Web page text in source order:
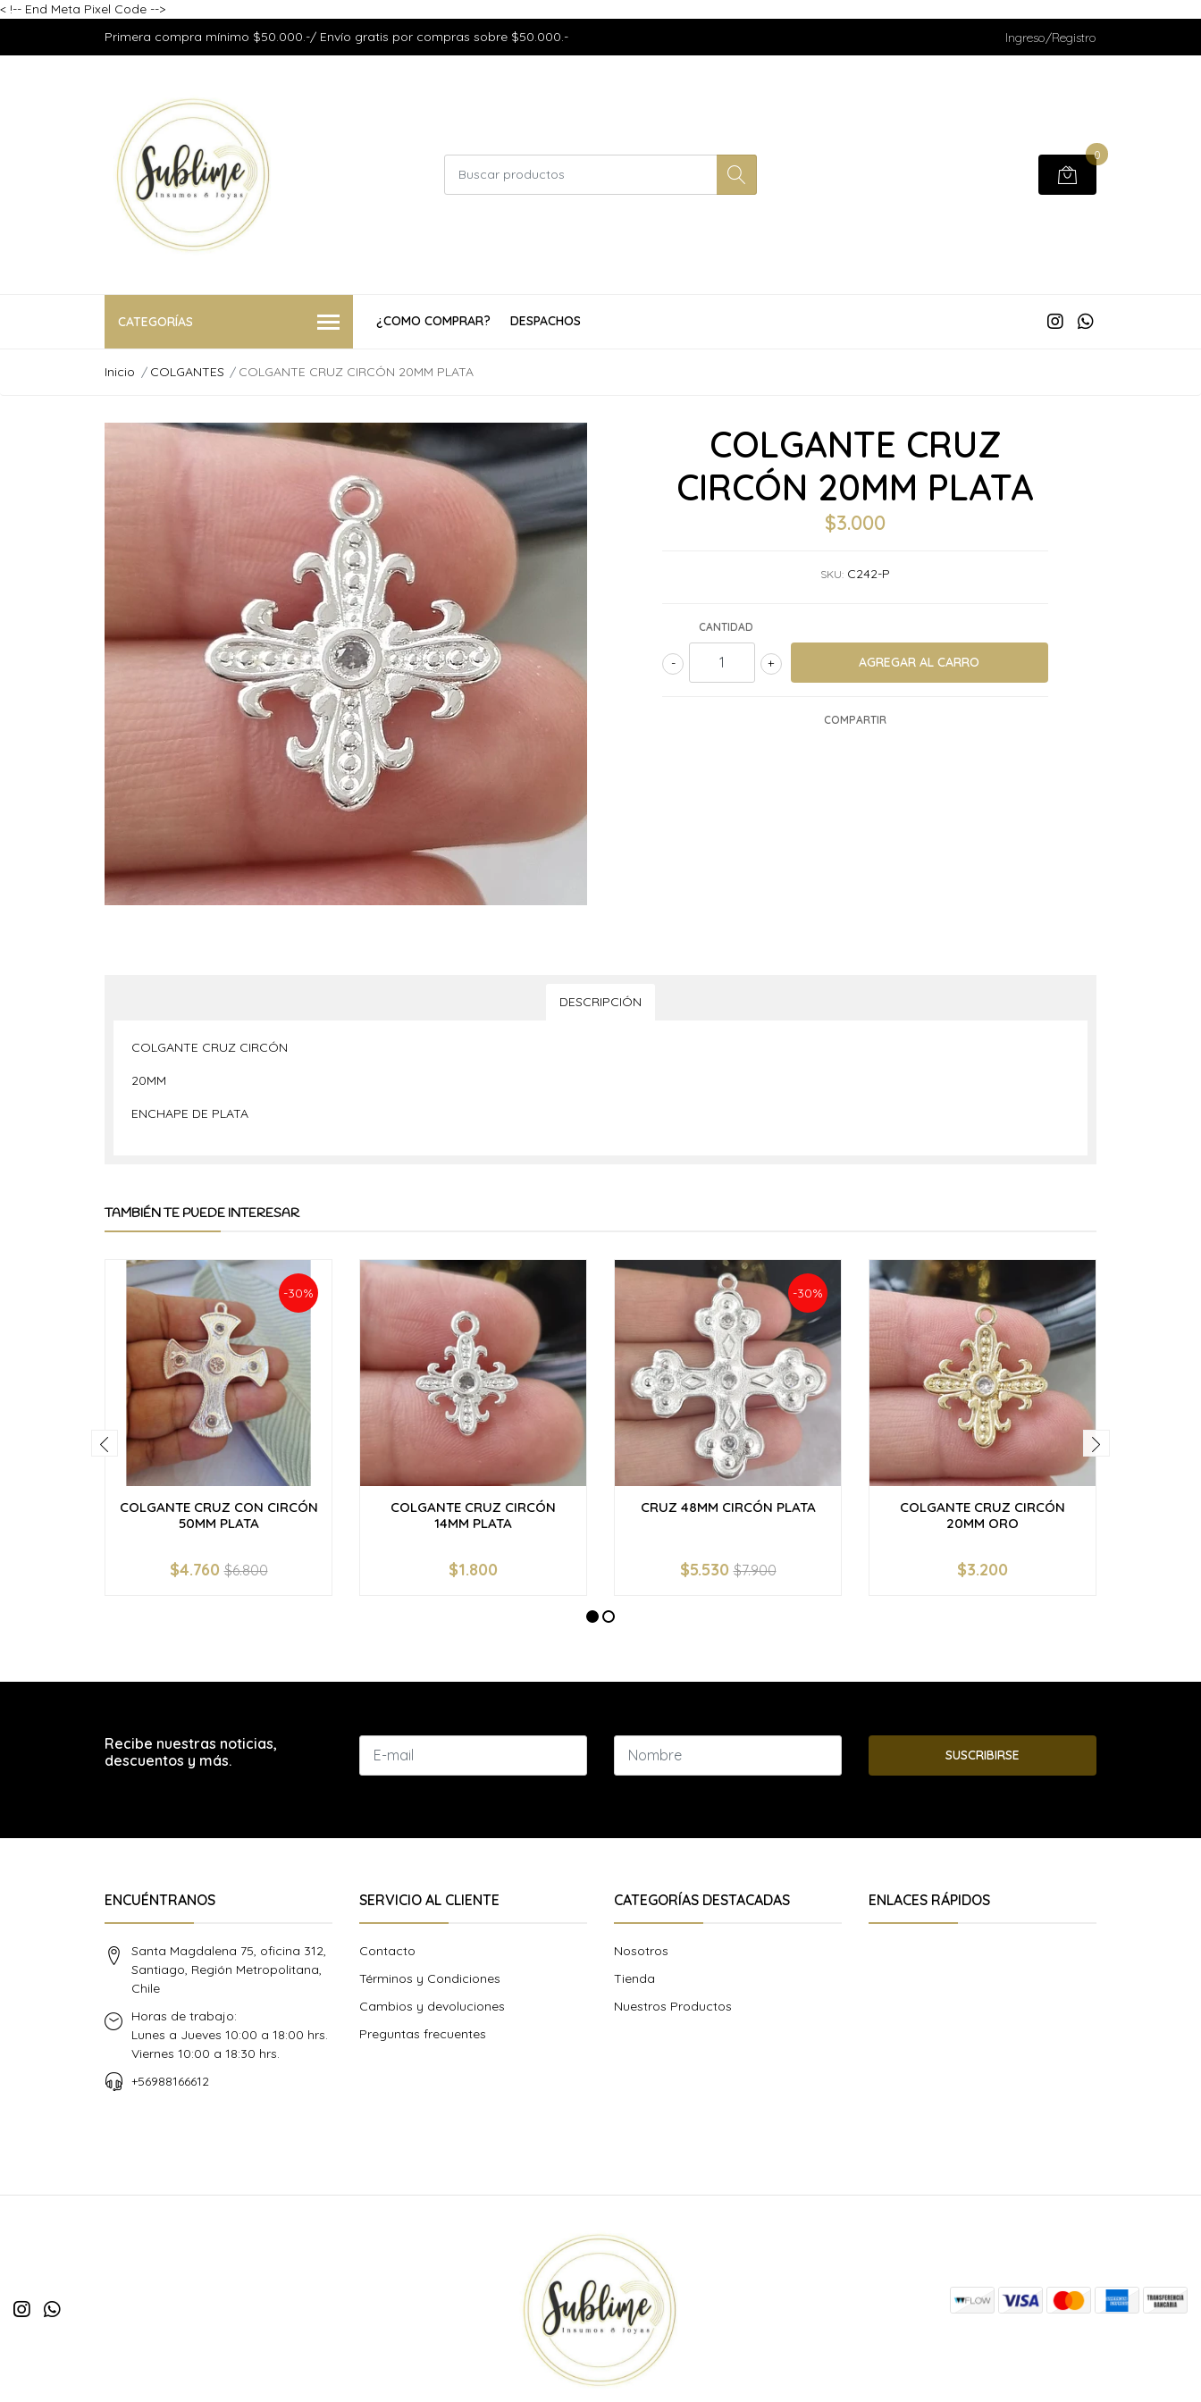
< !-- End Meta Pixel Code -->
Primera compra mínimo $50.000.-/ Envío gratis por compras sobre $50.000.-
Ingreso/Registro
0
CATEGORÍAS ¿COMO COMPRAR? DESPACHOS
Inicio COLGANTES COLGANTE CRUZ CIRCÓN 20MM PLATA
COLGANTE CRUZ
CIRCÓN 20MM PLATA
$3.000
SKU: C242-P
CANTIDAD
+
-
COMPARTIR
DESCRIPCIÓN
COLGANTE CRUZ CIRCÓN
20MM
ENCHAPE DE PLATA
TAMBIÉN TE PUEDE INTERESAR
-30%
COLGANTE CRUZ CON CIRCÓN
50MM PLATA
+
$4.760 $6.800
COLGANTE CRUZ CIRCÓN
14MM PLATA
+
$1.800
-30%
CRUZ 48MM CIRCÓN PLATA
+
$5.530 $7.900
COLGANTE CRUZ CIRCÓN
20MM ORO
+
$3.200
Recibe nuestras noticias,
descuentos y más.
SUSCRIBIRSE
ENCUÉNTRANOS
Santa Magdalena 75, oficina 312,
Santiago, Región Metropolitana,
Chile
Horas de trabajo:
Lunes a Jueves 10:00 a 18:00 hrs.
Viernes 10:00 a 18:30 hrs.
+56988166612
SERVICIO AL CLIENTE
Contacto
Términos y Condiciones
Cambios y devoluciones
Preguntas frecuentes
CATEGORÍAS DESTACADAS
Nosotros
Tienda
Nuestros Productos
ENLACES RÁPIDOS